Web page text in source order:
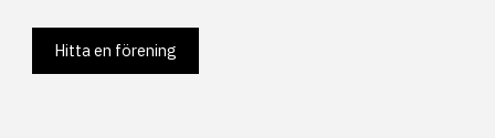
Hitta en förening